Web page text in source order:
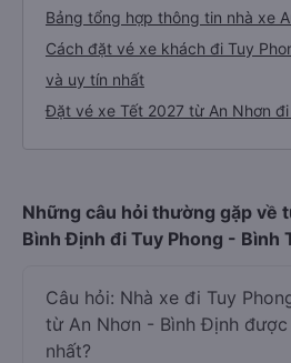
Bảng tổng hợp thông tin nhà xe
Cách đặt vé xe khách đi Tuy
và uy tín nhất
Đặt vé xe Tết 2027 từ An Nhơn đi
Những câu hỏi thường gặp về
Bình Định đi Tuy Phong - Bình
Câu hỏi: Nhà xe đi Tuy
từ An Nhơn - Bình Định
nhất?